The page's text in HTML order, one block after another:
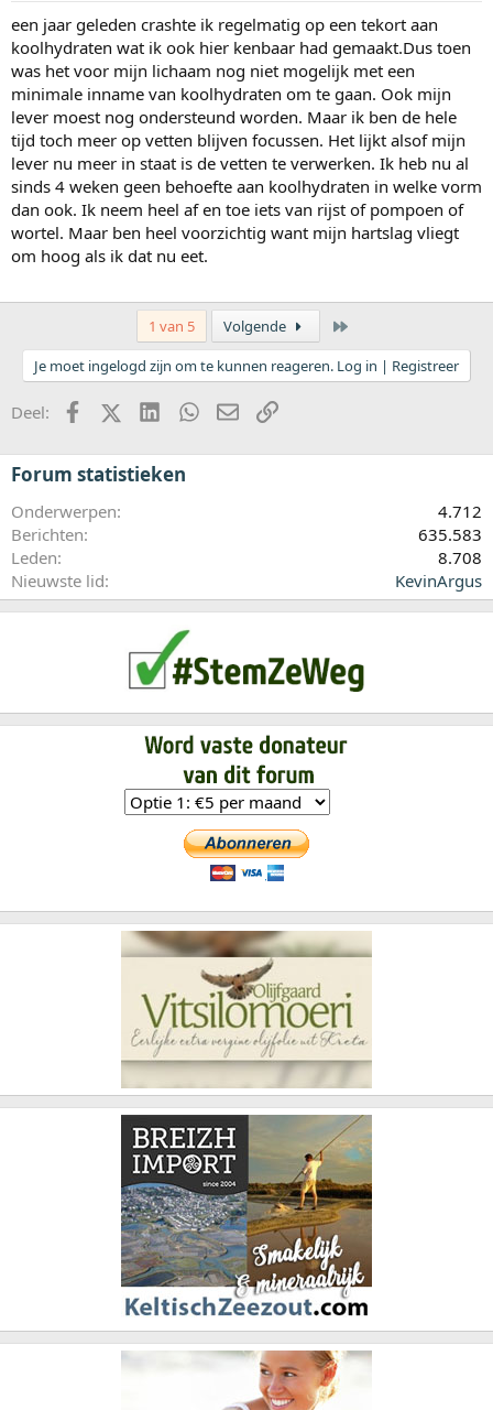
een jaar geleden crashte ik regelmatig op een tekort aan
koolhydraten wat ik ook hier kenbaar had gemaakt.Dus toen
was het voor mijn lichaam nog niet mogelijk met een
minimale inname van koolhydraten om te gaan. Ook mijn
lever moest nog ondersteund worden. Maar ik ben de hele
tijd toch meer op vetten blijven focussen. Het lijkt alsof mijn
lever nu meer in staat is de vetten te verwerken. Ik heb nu al
sinds 4 weken geen behoefte aan koolhydraten in welke vorm
dan ook. Ik neem heel af en toe iets van rijst of pompoen of
wortel. Maar ben heel voorzichtig want mijn hartslag vliegt
om hoog als ik dat nu eet.
1 van 5 Volgende
Je moet ingelogd zijn om te kunnen reageren. Log in | Registreer
Deel: FacebookX (Twitter)LinkedInWhatsApp
E-mailkoppeling
Forum statistieken
Onderwerpen
4.712
Berichten
635.583
Leden
8.708
Nieuwste lid
KevinArgus